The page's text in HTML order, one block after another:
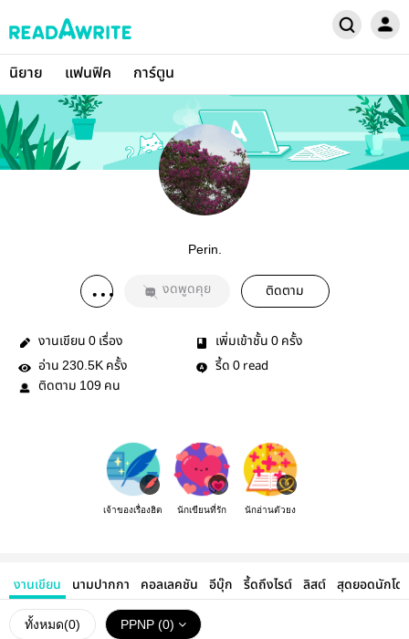
นิยาย แฟนฟิค การ์ตูน
Perin.
งดพูดคุย ติดตาม
งานเขียน 0 เรื่อง เพิ่มเข้าชั้น 0 ครั้ง
อ่าน 230.5K ครั้ง รี้ด 0 read
ติดตาม 109 คน
เจ้าของเรื่องฮิต นักเขียนที่รัก นักอ่านตัวยง
งานเขียน นามปากกา คอลเลคชัน อีบุ๊ก รี้ดถึงไรต์ ลิสต์ สุดยอดนักโด
ทั้งหมด(0) PPNP (0)